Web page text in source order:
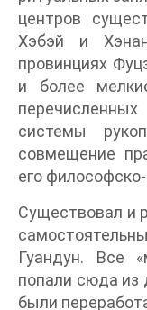
центров
Хэбэй и
провинциях
и более
системы
совмещение
его
Существовал и
Гуандун. Все
попали сюда из
были